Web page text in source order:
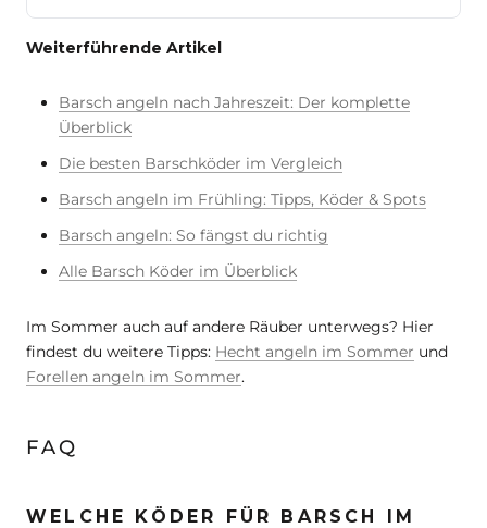
Weiterführende Artikel
Barsch angeln nach Jahreszeit: Der komplette
Überblick
Die besten Barschköder im Vergleich
Barsch angeln im Frühling: Tipps, Köder & Spots
Barsch angeln: So fängst du richtig
Alle Barsch Köder im Überblick
Im Sommer auch auf andere Räuber unterwegs? Hier
findest du weitere Tipps: Hecht angeln im Sommer und
Forellen angeln im Sommer.
FAQ
WELCHE KÖDER FÜR BARSCH IM